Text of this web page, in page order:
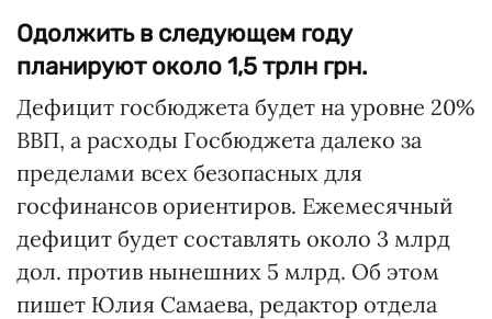
Одолжить в следующем году
планируют около 1,5 трлн грн.
Дефицит госбюджета будет на уровне 20%
ВВП, а расходы Госбюджета далеко за
пределами всех безопасных для
госфинансов ориентиров. Ежемесячный
дефицит будет составлять около 3 млрд
дол. против нынешних 5 млрд. Об этом
пишет Юлия Самаева, редактор отдела